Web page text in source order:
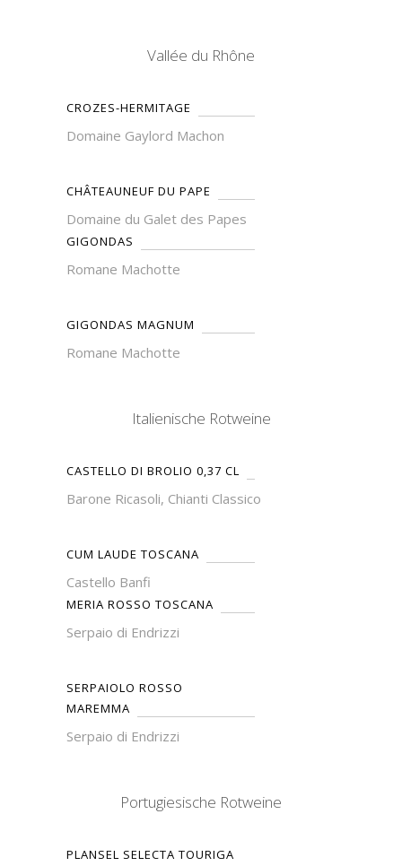
Vallée du Rhône
CROZES-HERMITAGE
Domaine Gaylord Machon
CHÂTEAUNEUF DU PAPE
Domaine du Galet des Papes
GIGONDAS
Romane Machotte
GIGONDAS MAGNUM
Romane Machotte
Italienische Rotweine
CASTELLO DI BROLIO 0,37 CL
Barone Ricasoli, Chianti Classico
CUM LAUDE TOSCANA
Castello Banfi
MERIA ROSSO TOSCANA
Serpaio di Endrizzi
SERPAIOLO ROSSO
MAREMMA
Serpaio di Endrizzi
Portugiesische Rotweine
PLANSEL SELECTA TOURIGA